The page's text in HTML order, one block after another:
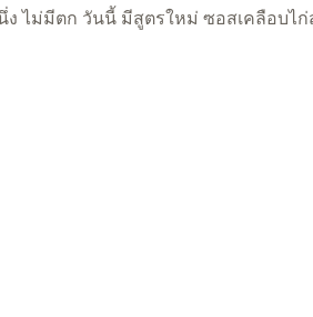
ไม่มีตก วันนี้ มีสูตรใหม่ ซอสเคลือบไก่